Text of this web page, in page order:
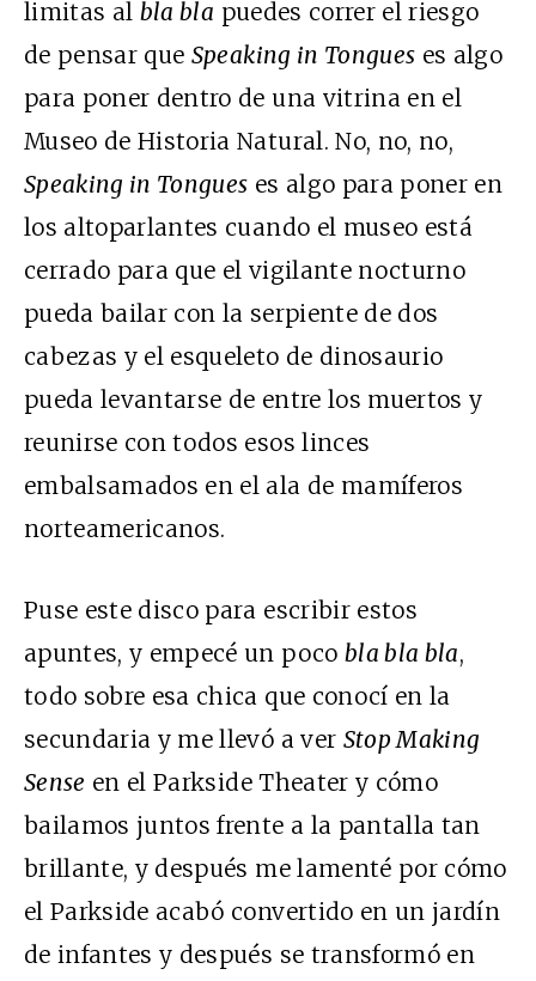
limitas al bla bla puedes correr el riesgo
de pensar que Speaking in Tongues es algo
para poner dentro de una vitrina en el
Museo de Historia Natural. No, no, no,
Speaking in Tongues es algo para poner en
los altoparlantes cuando el museo está
cerrado para que el vigilante nocturno
pueda bailar con la serpiente de dos
cabezas y el esqueleto de dinosaurio
pueda levantarse de entre los muertos y
reunirse con todos esos linces
embalsamados en el ala de mamíferos
norteamericanos.
Puse este disco para escribir estos
apuntes, y empecé un poco bla bla bla,
todo sobre esa chica que conocí en la
secundaria y me llevó a ver Stop Making
Sense en el Parkside Theater y cómo
bailamos juntos frente a la pantalla tan
brillante, y después me lamenté por cómo
el Parkside acabó convertido en un jardín
de infantes y después se transformó en